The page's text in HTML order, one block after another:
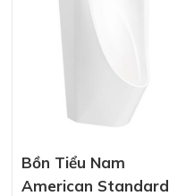
Bồn Tiểu Nam
American Standard